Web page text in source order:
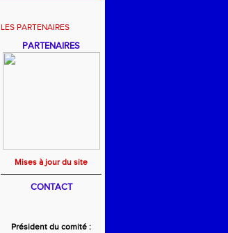
LES PARTENAIRES
PARTENAIRES
Mises à jour du site
CONTACT
Président du comité :